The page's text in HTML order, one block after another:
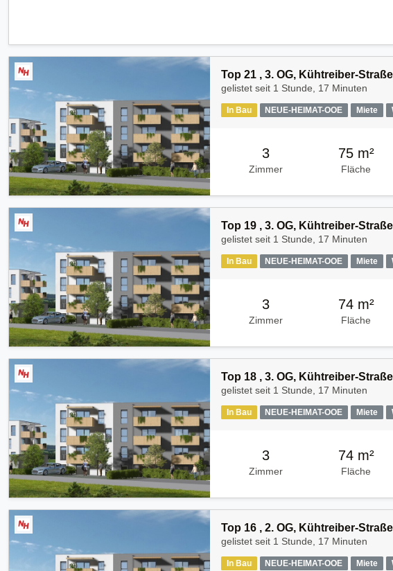
Top 21 , 3. OG, Kühtreiber-
gelistet seit 1 Stunde, 17 Minuten
In Bau NEUE-HEIMAT-OOE Miete
3
Zimmer
75 m²
Fläche
Top 19 , 3. OG, Kühtreiber-
gelistet seit 1 Stunde, 17 Minuten
In Bau NEUE-HEIMAT-OOE Miete
3
Zimmer
74 m²
Fläche
Top 18 , 3. OG, Kühtreiber-
gelistet seit 1 Stunde, 17 Minuten
In Bau NEUE-HEIMAT-OOE Miete
3
Zimmer
74 m²
Fläche
Top 16 , 2. OG, Kühtreiber-
gelistet seit 1 Stunde, 17 Minuten
In Bau NEUE-HEIMAT-OOE Miete